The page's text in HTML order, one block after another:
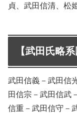
貞、武田信清、松
【武田氏略系
武田信義－武田信
田信宗－武田信武
信重－武田信守－